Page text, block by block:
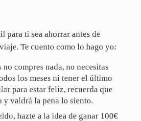
para ti sea ahorrar antes de
Te cuento como lo hago yo:
no compres nada, no necesitas
los meses ni tener el último
para estar feliz, recuerda que
y valdrá la pena lo siento.
hazte a la idea de ganar 100€